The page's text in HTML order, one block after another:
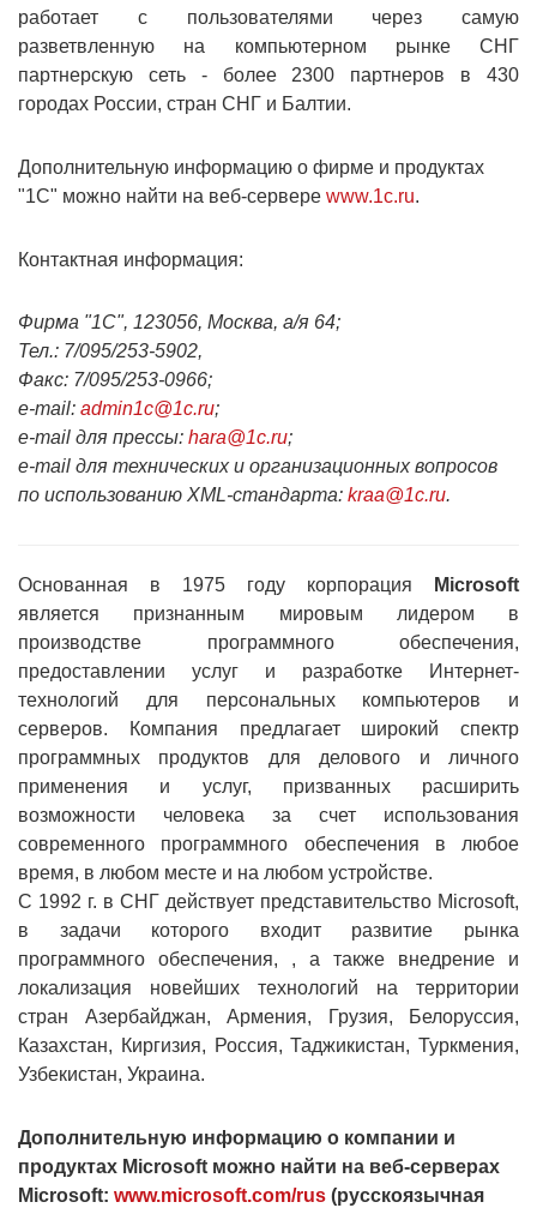
работает с пользователями через самую
разветвленную на компьютерном рынке СНГ
партнерскую сеть - более 2300 партнеров в 430
городах России, стран СНГ и Балтии.
Дополнительную информацию о фирме и продуктах
"1С" можно найти на веб-сервере www.1c.ru.
Контактная информация:
Фирма "1С", 123056, Москва, а/я 64;
Тел.: 7/095/253-5902,
Факс: 7/095/253-0966;
e-mail: admin1c@1c.ru;
e-mail для прессы: hara@1c.ru;
e-mail для технических и организационных вопросов
по использованию XML-стандарта: kraa@1c.ru.
Основанная в 1975 году корпорация
Microsoft
является признанным мировым лидером в
производстве программного обеспечения,
предоставлении услуг и разработке Интернет-
технологий для персональных компьютеров и
серверов. Компания предлагает широкий спектр
программных продуктов для делового и личного
применения и услуг, призванных расширить
возможности человека за счет использования
современного программного обеспечения в любое
время, в любом месте и на любом устройстве.
С 1992 г. в СНГ действует представительство Microsoft,
в задачи которого входит развитие рынка
программного обеспечения, , а также внедрение и
локализация новейших технологий на территории
стран Азербайджан, Армения, Грузия, Белоруссия,
Казахстан, Киргизия, Россия, Таджикистан, Туркмения,
Узбекистан, Украина.
Дополнительную информацию о компании и
продуктах Microsoft можно найти на веб-серверax
Microsoft: www.microsoft.com/rus (русскоязычная